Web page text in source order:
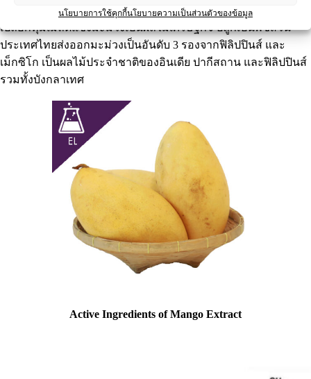
นโยบายการใช้คุกกี้นโยบายความเป็นส่วนตัวของข้อมูล
ดอกขนาดเล็ก สีขาว ผลอ่อนสีเขียว ผลแก่สีเหลือง เมล็ดแบน
เปลือกหุ้มเมล็ดแข็งมะม่วงเป็นผลไม้เศรษฐกิจ ปลูกเป็นพืชสวน
ประเทศไทยส่งออกมะม่วงเป็นอันดับ 3 รองจากฟิลิปปินส์ และ
เม็กซิโก เป็นผลไม้ประจำชาติของอินเดีย ปากีสถาน และฟิลิปปินส์
รวมทั้งบังกลาเทศ
Active Ingredients of Mango Extract